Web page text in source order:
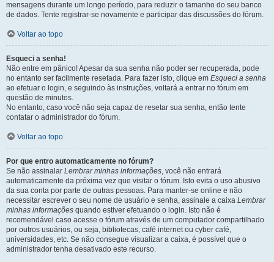
mensagens durante um longo período, para reduzir o tamanho do seu banco
de dados. Tente registrar-se novamente e participar das discussões do fórum.
Voltar ao topo
Esqueci a senha!
Não entre em pânico! Apesar da sua senha não poder ser recuperada, pode
no entanto ser facilmente resetada. Para fazer isto, clique em Esqueci a senha
ao efetuar o login, e seguindo às instruções, voltará a entrar no fórum em
questão de minutos.
No entanto, caso você não seja capaz de resetar sua senha, então tente
contatar o administrador do fórum.
Voltar ao topo
Por que entro automaticamente no fórum?
Se não assinalar Lembrar minhas informações, você não entrará
automaticamente da próxima vez que visitar o fórum. Isto evita o uso abusivo
da sua conta por parte de outras pessoas. Para manter-se online e não
necessitar escrever o seu nome de usuário e senha, assinale a caixa Lembrar
minhas informações quando estiver efetuando o login. Isto não é
recomendável caso acesse o fórum através de um computador compartilhado
por outros usuários, ou seja, bibliotecas, café internet ou cyber café,
universidades, etc. Se não consegue visualizar a caixa, é possível que o
administrador tenha desativado este recurso.